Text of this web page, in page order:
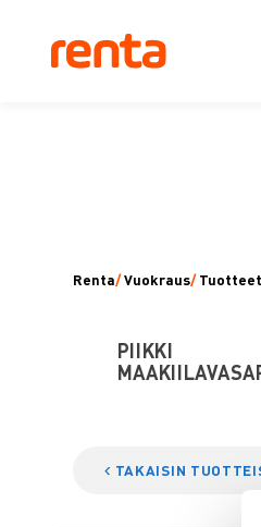
Renta/Vuokraus/ Tuotteet
PIIKKI
TAKAISIN